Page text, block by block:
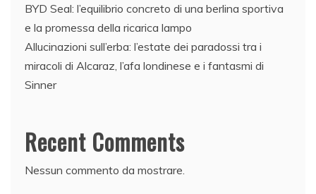
BYD Seal: l’equilibrio concreto di una berlina sportiva
e la promessa della ricarica lampo
Allucinazioni sull’erba: l’estate dei paradossi tra i
miracoli di Alcaraz, l’afa londinese e i fantasmi di
Sinner
Recent Comments
Nessun commento da mostrare.